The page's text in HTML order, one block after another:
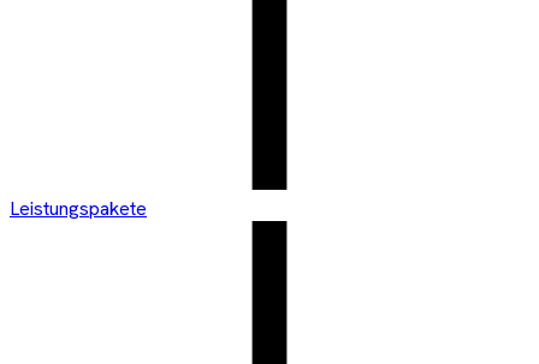
Leistungspakete